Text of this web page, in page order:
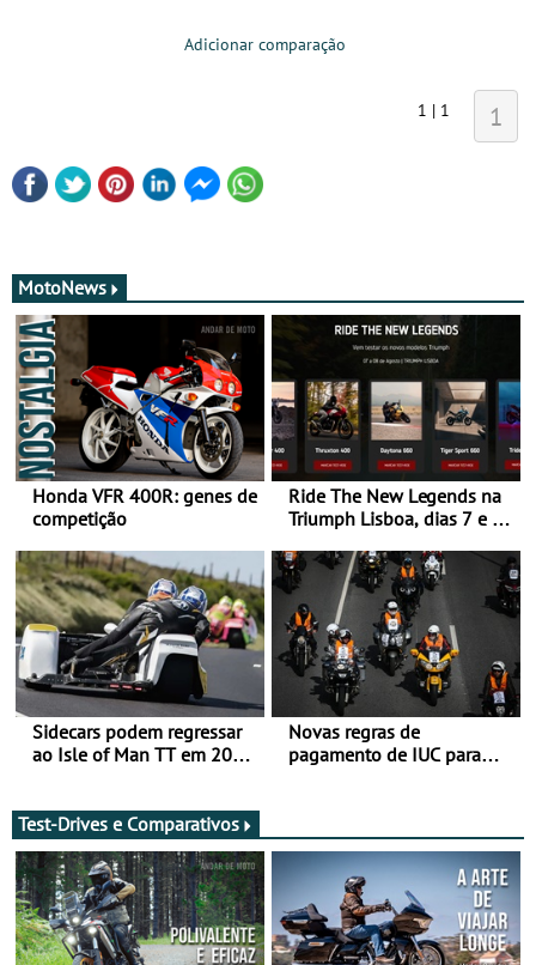
Adicionar comparação
1 | 1 1
MotoNews
Honda VFR 400R: genes de
competição
Ride The New Legends na
Triumph Lisboa, dias 7 e 8
Sidecars podem regressar
ao Isle of Man TT em 2027
Novas regras de
pagamento de IUC para
Test-Drives e Comparativos